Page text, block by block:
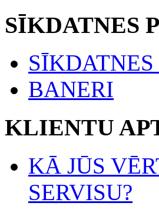
SĪKDATNES
BANERI
KLIENTU
KĀ JŪS
SERVISU?